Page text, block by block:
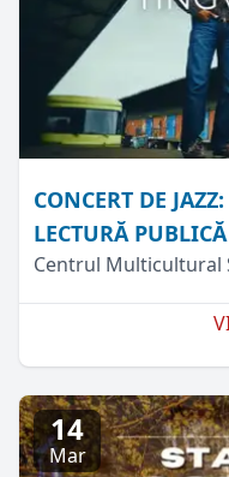
CONCERT DE
LECTURĂ
Centrul Multicultural
14
Mar